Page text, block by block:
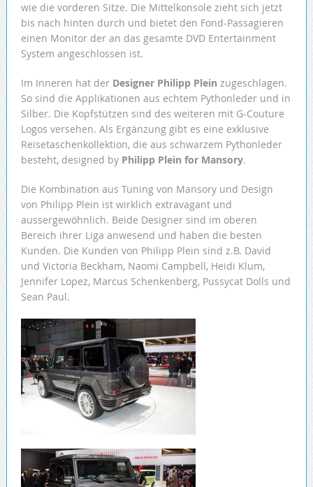
wie die vorderen Sitze. Die Mittelkonsole zieht sich jetzt
bis nach hinten durch und bietet den Fond-Passagieren
einen Monitor der an das gesamte DVD Entertainment
System angeschlossen ist.
Im Inneren hat der Designer Philipp Plein zugeschlagen.
So sind die Applikationen aus echtem Pythonleder und in
Silber. Die Kopfstützen sind des weiteren mit G-Couture
Logos versehen. Als Ergänzung gibt es eine exklusive
Reisetaschenkollektion, die aus schwarzem Pythonleder
besteht, designed by Philipp Plein for Mansory.
Die Kombination aus Tuning von Mansory und Design
von Philipp Plein ist wirklich extravagant und
aussergewöhnlich. Beide Designer sind im oberen
Bereich ihrer Liga anwesend und haben die besten
Kunden. Die Kunden von Philipp Plein sind z.B. David
und Victoria Beckham, Naomi Campbell, Heidi Klum,
Jennifer Lopez, Marcus Schenkenberg, Pussycat Dolls und
Sean Paul.